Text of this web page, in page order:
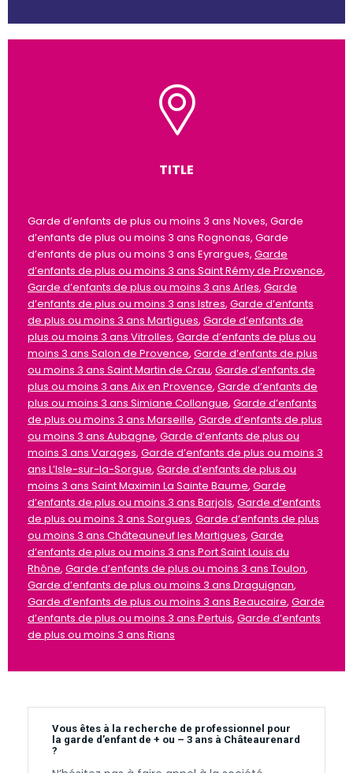
TITLE
Garde d’enfants de plus ou moins 3 ans Noves, Garde
d’enfants de plus ou moins 3 ans Rognonas, Garde
d’enfants de plus ou moins 3 ans Eyrargues, Garde
d’enfants de plus ou moins 3 ans Saint Rémy de Provence,
Garde d’enfants de plus ou moins 3 ans Arles, Garde
d’enfants de plus ou moins 3 ans Istres, Garde d’enfants
de plus ou moins 3 ans Martigues, Garde d’enfants de
plus ou moins 3 ans Vitrolles, Garde d’enfants de plus ou
moins 3 ans Salon de Provence, Garde d’enfants de plus
ou moins 3 ans Saint Martin de Crau, Garde d’enfants de
plus ou moins 3 ans Aix en Provence, Garde d’enfants de
plus ou moins 3 ans Simiane Collongue, Garde d’enfants
de plus ou moins 3 ans Marseille, Garde d’enfants de plus
ou moins 3 ans Aubagne, Garde d’enfants de plus ou
moins 3 ans Varages, Garde d’enfants de plus ou moins 3
ans L’Isle-sur-la-Sorgue, Garde d’enfants de plus ou
moins 3 ans Saint Maximin La Sainte Baume, Garde
d’enfants de plus ou moins 3 ans Barjols, Garde d’enfants
de plus ou moins 3 ans Sorgues, Garde d’enfants de plus
ou moins 3 ans Châteauneuf les Martigues, Garde
d’enfants de plus ou moins 3 ans Port Saint Louis du
Rhône, Garde d’enfants de plus ou moins 3 ans Toulon,
Garde d’enfants de plus ou moins 3 ans Draguignan,
Garde d’enfants de plus ou moins 3 ans Beaucaire, Garde
d’enfants de plus ou moins 3 ans Pertuis, Garde d’enfants
de plus ou moins 3 ans Rians
Vous êtes à la recherche de professionnel pour
la garde d’enfant de + ou – 3 ans à Châteaurenard
?